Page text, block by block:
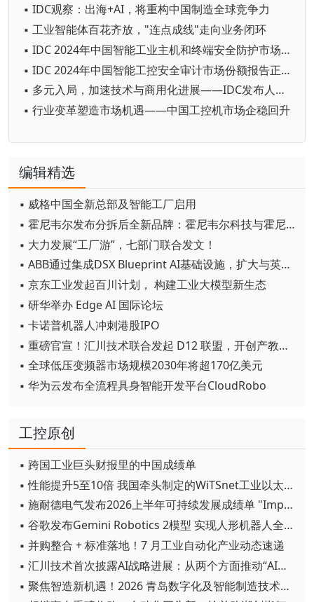
▪ IDC观察：出海+AI，将重构中国制造全球竞争力
▪ 工业智能体百花齐放，"连点成线"走向业务闭环
▪ IDC 2024年中国智能工业主机和终端安全防护市场份额报告正式发布
▪ IDC 2024年中国智能工控安全审计市场份额报告正式发布
▪ 多元入局，加速技术与商用化进展——IDC发布人形机器人市场分析
▪ 行业变革塑造市场机遇——中国工控机市场企稳回升
编辑精选
▪ 威格中国全新总部及智能工厂启用
▪ 霍尼韦尔发布分拆后全新品牌：霍尼韦尔科技与霍尼韦尔航空航天
▪ 大力发展“工厂游”，七部门联合发文！
▪ ABB通过集成DSX Blueprint AI基础设施，扩大与英伟达的合作
▪ 京东工业发起百川计划， 构建工业大模型新生态
▪ 研华举办 Edge AI 国际论坛
▪ 卡诺普机器人冲刺港股IPO
▪ 重磅官宣！汇川技术联合发起 D12 联盟，开创产教融合新范式
▪ 全球低压变频器市场规模2030年将超170亿美元
▪ 华为云发布全流程具身智能开发平台CloudRobo
工控原创
▪ 跨国工业巨头财报里的中国成绩单
▪ 性能提升5至10倍 我国牵头制定的WiTSnet工业以太网国际标准正式发布
▪ 施耐德电气发布2026上半年可持续发展成绩单 "Impact 2030"路线图开局稳健
▪ 谷歌发布Gemini Robotics 2模型 实现人形机器人全身智能控制突破
▪ 并购整合 + 标准落地！7 月工业自动化产业动态速递
▪ 汇川技术首次披露AI战略进展：从两个方面推动“AI业务化”落地
▪ 聚焦智造新机遇！2026 青岛数字化及智能制造技术论坛圆满落幕